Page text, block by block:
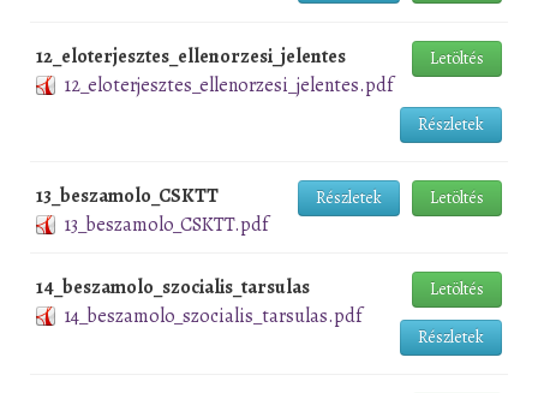
12_eloterjesztes_ellenorzesi_jelentes
12_eloterjesztes_ellenorzesi_jelentes.pdf
Letöltés
Részletek
13_beszamolo_CSKTT
13_beszamolo_CSKTT.pdf
Letöltés
Részletek
14_beszamolo_szocialis_tarsulas
14_beszamolo_szocialis_tarsulas.pdf
Letöltés
Részletek